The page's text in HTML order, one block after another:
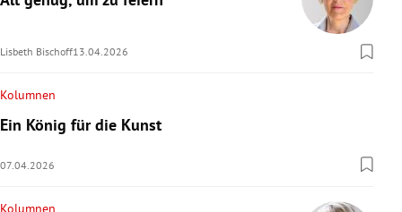
Lisbeth Bischoff13.04.2026
Kolumnen
Ein König für die Kunst
07.04.2026
Kolumnen